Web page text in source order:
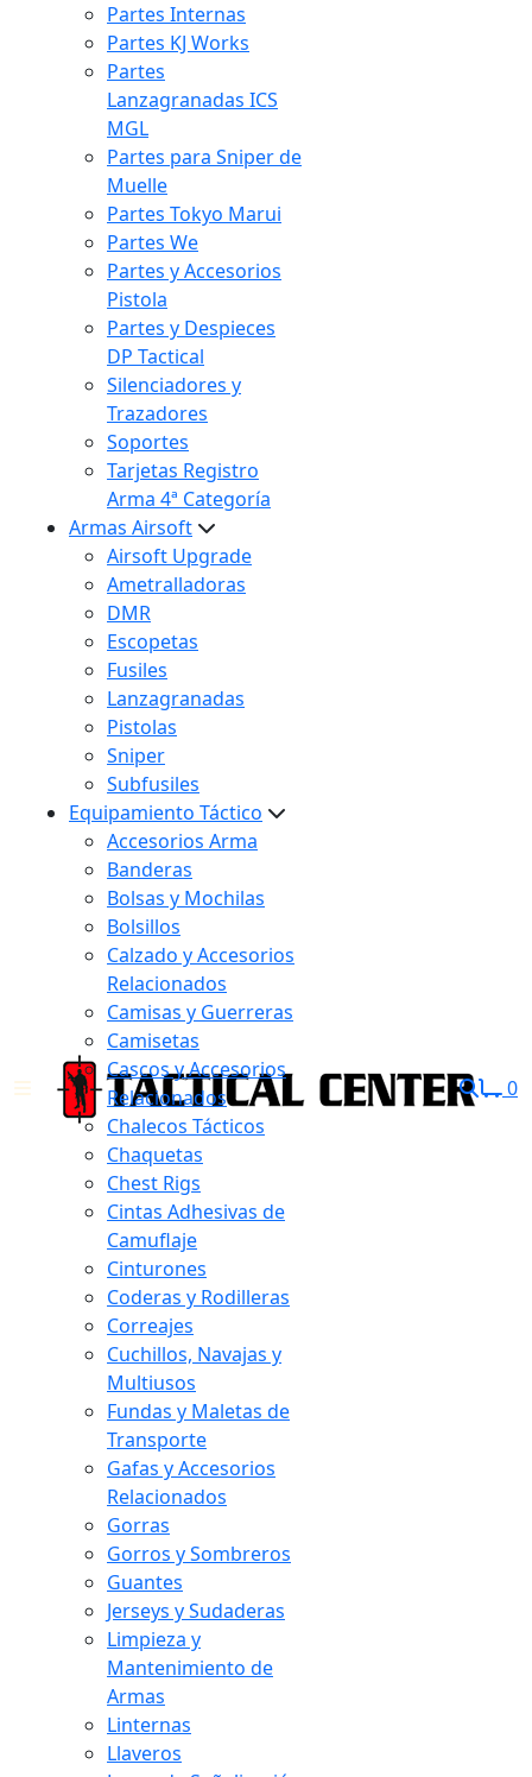
Partes Internas
Partes KJ Works
Partes
Lanzagranadas ICS
MGL
Partes para Sniper de
Muelle
Partes Tokyo Marui
Partes We
Partes y Accesorios
Pistola
Partes y Despieces
DP Tactical
Silenciadores y
Trazadores
Soportes
Tarjetas Registro
Arma 4ª Categoría
Armas Airsoft
Airsoft Upgrade
Ametralladoras
DMR
Escopetas
Fusiles
Lanzagranadas
Pistolas
Sniper
Subfusiles
Equipamiento Táctico
Accesorios Arma
Banderas
Bolsas y Mochilas
Bolsillos
Calzado y Accesorios
Relacionados
Camisas y Guerreras
Camisetas
Cascos y Accesorios
Relacionados
Chalecos Tácticos
Chaquetas
Chest Rigs
Cintas Adhesivas de
Camuflaje
Cinturones
Coderas y Rodilleras
Correajes
Cuchillos, Navajas y
Multiusos
Fundas y Maletas de
Transporte
Gafas y Accesorios
Relacionados
Gorras
Gorros y Sombreros
Guantes
Jerseys y Sudaderas
Limpieza y
Mantenimiento de
Armas
Linternas
Llaveros
0